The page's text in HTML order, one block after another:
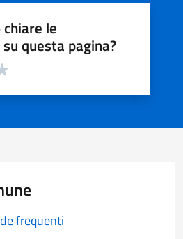
le
questa pagina?
pagina
frequenti